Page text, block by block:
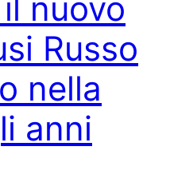
nuovo
Russo
nella
anni